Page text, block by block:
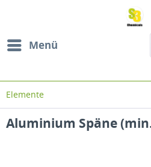
Menü
Elemente
Aluminium Späne